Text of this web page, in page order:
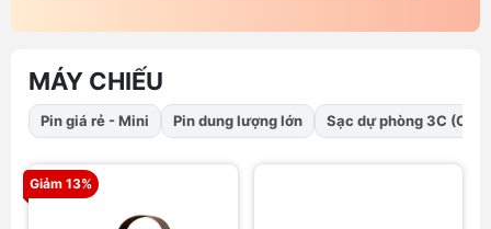
MÁY CHIẾU
Pin giá rẻ - Mini Pin dung lượng lớn Sạc dự phòng 3C
Giảm 13%